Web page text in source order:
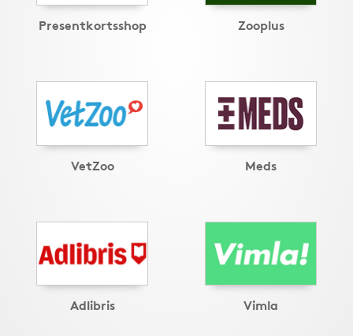
Presentkortsshop Zooplus
VetZoo Meds
Adlibris Vimla